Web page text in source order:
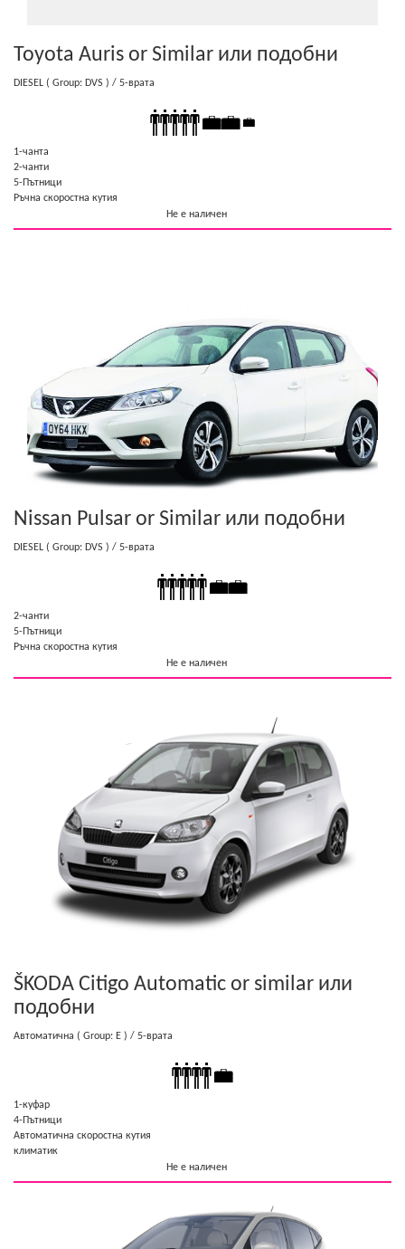
Toyota Auris or Similar или подобни
DIESEL ( Group: DVS ) / 5-врата
1-чанта
2-чанти
5-Пътници
Ръчна скоростна кутия
Не е наличен
Nissan Pulsar or Similar или подобни
DIESEL ( Group: DVS ) / 5-врата
2-чанти
5-Пътници
Ръчна скоростна кутия
Не е наличен
ŠKODA Citigo Automatic or similar или
подобни
Автоматична ( Group: E ) / 5-врата
1-куфар
4-Пътници
Автоматична скоростна кутия
климатик
Не е наличен